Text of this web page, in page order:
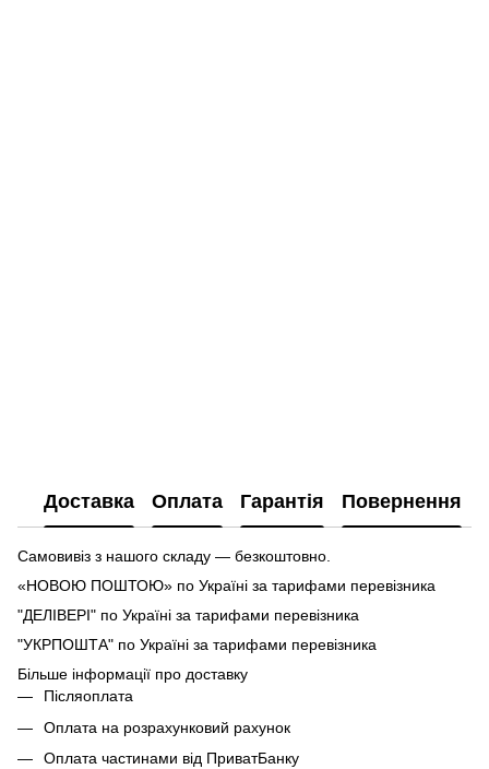
Доставка Оплата Гарантія Повернення
Самовивіз з нашого складу — безкоштовно.
«НОВОЮ ПОШТОЮ» по Україні за тарифами перевізника
"ДЕЛІВЕРІ" по Україні за тарифами перевізника
"УКРПОШТА" по Україні за тарифами перевізника
Більше інформації про доставку
Післяоплата
Оплата на розрахунковий рахунок
Оплата частинами від ПриватБанку